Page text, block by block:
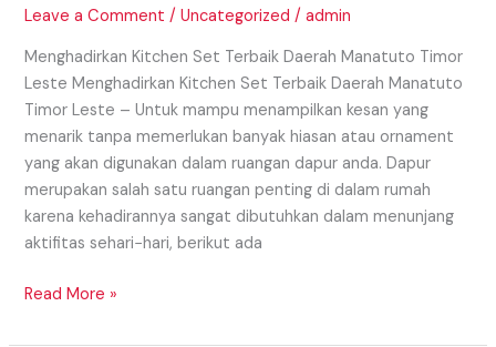
Leave a Comment /Uncategorized /admin
Menghadirkan Kitchen Set Terbaik Daerah Manatuto Timor
Leste Menghadirkan Kitchen Set Terbaik Daerah Manatuto
Timor Leste – Untuk mampu menampilkan kesan yang
menarik tanpa memerlukan banyak hiasan atau ornament
yang akan digunakan dalam ruangan dapur anda. Dapur
merupakan salah satu ruangan penting di dalam rumah
karena kehadirannya sangat dibutuhkan dalam menunjang
aktifitas sehari−hari, berikut ada
Read More »